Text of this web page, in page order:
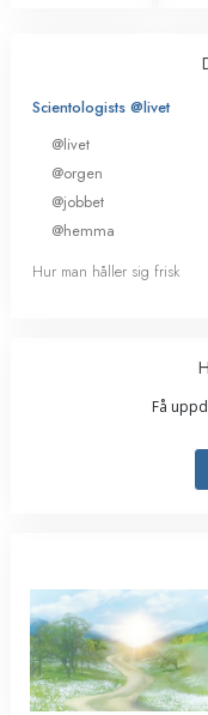
Scientologists @livet
@livet
@orgen
@jobbet
@hemma
Hur man håller sig frisk
Få